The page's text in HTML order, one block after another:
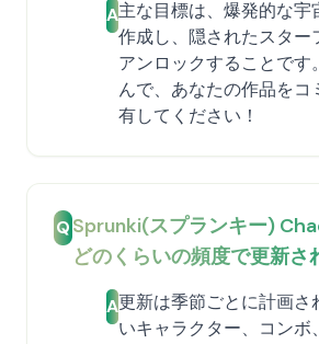
A主な目標は、爆発的な宇
作成し、隠されたスター
アンロックすることです
んで、あなたの作品をコ
有してください！
QSprunki(スプランキー)
どのくらいの頻度で更新さ
A更新は季節ごとに計画さ
いキャラクター、コンボ